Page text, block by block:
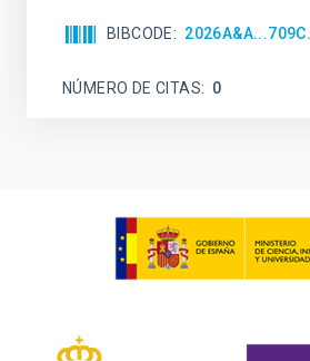
BIBCODE
NÚMERO DE CITAS 0